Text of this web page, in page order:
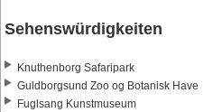
Sehenswürdigkeiten
Knuthenborg Safaripark
Guldborgsund Zoo og Botanisk Have
Fuglsang Kunstmuseum